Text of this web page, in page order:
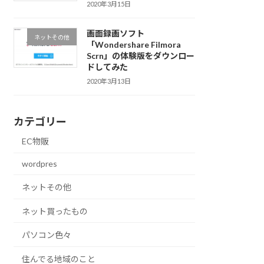
2020年3月15日
ネットその他
画面録画ソフト
「Wondershare Filmora
Scrn」の体験版をダウンロー
ドしてみた
2020年3月13日
カテゴリー
EC物販
wordpres
ネットその他
ネット買ったもの
パソコン色々
住んでる地域のこと